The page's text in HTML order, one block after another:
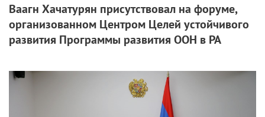
Ваагн Хачатурян присутствовал на форуме,
организованном Центром Целей устойчивого
развития Программы развития ООН в РА